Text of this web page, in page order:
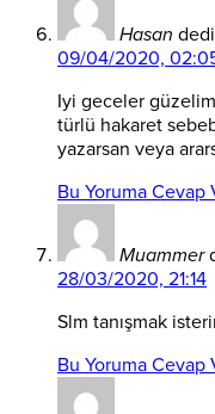
Hasan
09/04/2020,
Iyi geceler
türlü hakaret
yazarsan veya
Bu Yoruma Cevap
Muammer
28/03/2020, 21:14
Slm tanışmak
Bu Yoruma Cevap